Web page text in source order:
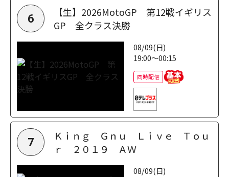
6
【生】2026MotoGP 第12戦イギリス
GP 全クラス決勝
08/09(日)
19:00～00:15
同時配信
7
Ｋｉｎｇ Ｇｎｕ Ｌｉｖｅ Ｔｏｕ
ｒ ２０１９ ＡＷ
08/09(日)